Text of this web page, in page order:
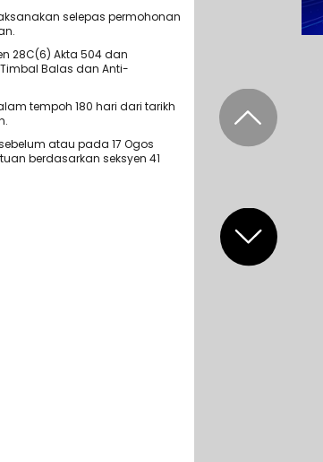
selepas permohonan
28C(6) Akta 504 dan
Balas dan Anti-
tempoh 180 hari dari tarikh
atau pada 17 Ogos
berdasarkan seksyen 41